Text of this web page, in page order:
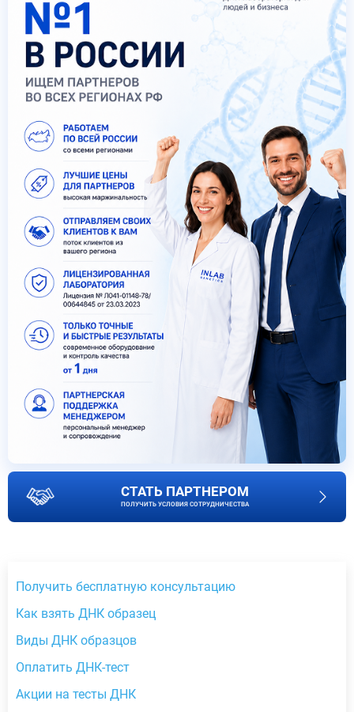
СТАТЬ ПАРТНЕРОМ
ПОЛУЧИТЬ УСЛОВИЯ СОТРУДНИЧЕСТВА
Получить бесплатную консультацию
Как взять ДНК образец
Виды ДНК образцов
Оплатить ДНК-тест
Акции на тесты ДНК